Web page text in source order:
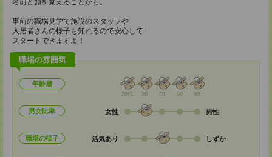
名前と顔を覚えることから。
事前の職場見学で施設のスタッフや
入居者さんの様子も知れるので安心して
スタートできますよ！
職場の雰囲気
年齢層
20代 30 40 50 60
男女比率 女性 男性
職場の様子 活気あり しずか